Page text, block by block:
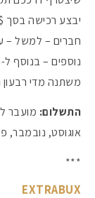
משתנה מדי
התשלום:
אוגוסט, נובמבר,
***
EXTRABUX